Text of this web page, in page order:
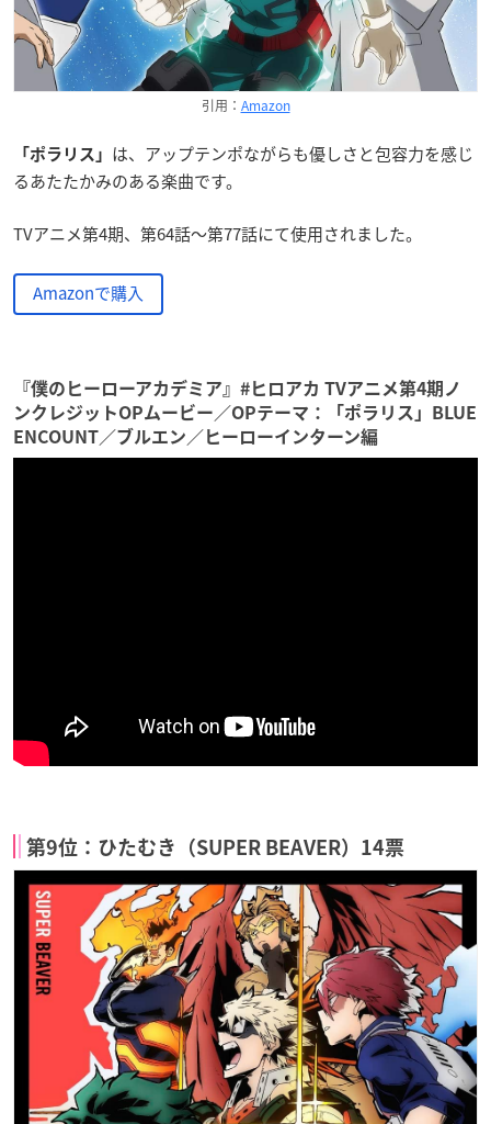
引用： Amazon
「ポラリス」 は、アップテンポながらも優しさと包容力を感じ
るあたたかみのある楽曲です。
TVアニメ第4期、第64話～第77話にて使用されました。
Amazonで購入
『僕のヒーローアカデミア』#ヒロアカ TVアニメ第4期ノ
ンクレジットOPムービー／OPテーマ：「ポラリス」BLUE
ENCOUNT／ブルエン／ヒーローインターン編
第9位：ひたむき（SUPER BEAVER）14票